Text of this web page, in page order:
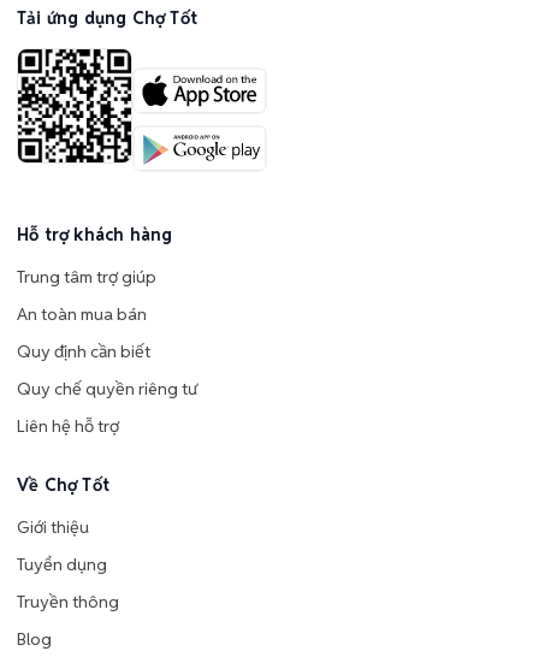
Tải ứng dụng Chợ Tốt
Hỗ trợ khách hàng
Trung tâm trợ giúp
An toàn mua bán
Quy định cần biết
Quy chế quyền riêng tư
Liên hệ hỗ trợ
Về Chợ Tốt
Giới thiệu
Tuyển dụng
Truyền thông
Blog